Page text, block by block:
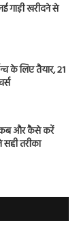
गाड़ी खरीदने से
के लिए तैयार, 21
कब और कैसे करें
सही तरीका